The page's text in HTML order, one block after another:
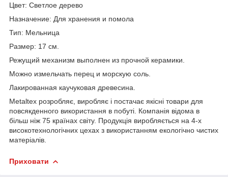
Цвет: Светлое дерево
Назначение: Для хранения и помола
Тип: Мельница
Размер: 17 см.
Режущий механизм выполнен из прочной керамики.
Можно измельчать перец и морскую соль.
Лакированная каучуковая древесина.
Metaltex розробляє, виробляє і постачає якісні товари для
повсякденного використання в побуті. Компанія відома в
більш ніж 75 країнах світу. Продукція виробляється на 4-х
високотехнологічних цехах з використанням екологічно чистих
матеріалів.
Приховати